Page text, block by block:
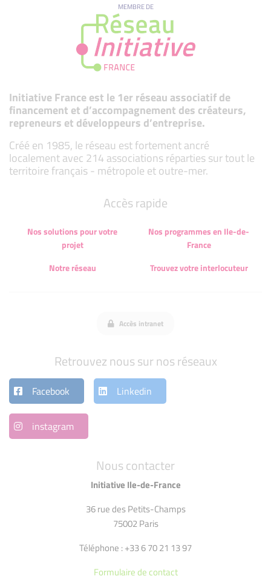
MEMBRE DE
Initiative France est le 1er réseau associatif de
financement et d’accompagnement des créateurs,
repreneurs et développeurs d’entreprise.
Créé en 1985, le réseau est fortement ancré
localement avec 214 associations réparties sur tout le
territoire français - métropole et outre-mer.
Nous contacter
Initiative Ile-de-France
36 rue des Petits-Champs
75002 Paris
Téléphone : +33 6 70 21 13 97
Formulaire de contact
Accès rapide
Nos solutions pour votre
projet
Nos programmes en Ile-de-
France
Notre réseau
Trouvez votre interlocuteur
Accès intranet
Retrouvez nous sur nos réseaux
Facebook Linkedin
instagram